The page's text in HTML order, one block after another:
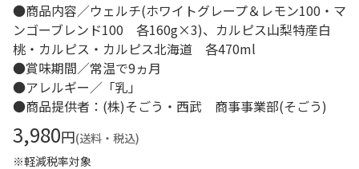
●商品内容／ウェルチ(ホワイトグレープ＆レモン100・マ
ンゴーブレンド100 各160g×3)、カルピス山梨特産白
桃・カルピス・カルピス北海道 各470ml
●賞味期間／常温で9ヵ月
●アレルギー／「乳」
●商品提供者：(株)そごう・西武 商事事業部(そごう)
3,980円(送料・税込)
※軽減税率対象